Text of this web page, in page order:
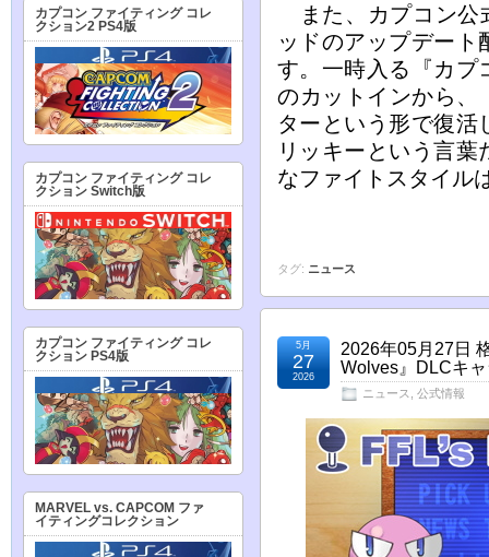
また、カプコン公
ッドのアップデー
す。一時入る『カプ
のカットインから、
ターという形で復活
リッキーという言
なファイトスタイル
タグ: ニュース
2026年05月27日
Wolves』DLCキ
ニュース 公式情報
5月
27
2026
カプコン ファイティング コレ
クション2 PS4版
カプコン ファイティング コレ
クション Switch版
カプコン ファイティング コレ
クション PS4版
MARVEL vs. CAPCOM ファ
イティングコレクション